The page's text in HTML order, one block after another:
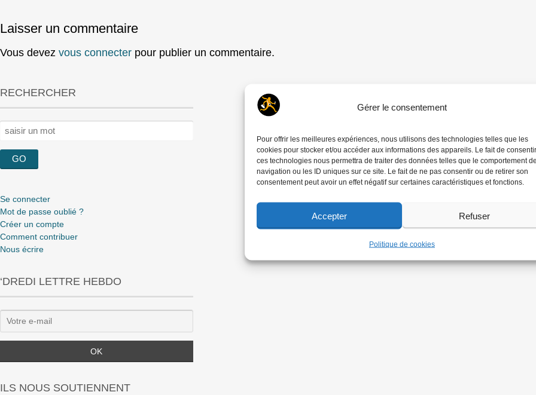
Gérer le consentement
Pour offrir les meilleures expériences, nous utilisons des technologies telles que les
cookies pour stocker et/ou accéder aux informations des appareils. Le fait de
ces technologies nous permettra de traiter des données telles que le comportement de
navigation ou les ID uniques sur ce site. Le fait de ne pas consentir ou de retirer son
consentement peut avoir un effet négatif sur certaines caractéristiques et fonctions.
Accepter Refuser
Politique de cookies
navigation
Laisser un commentaire
Vous devez vous connecter pour publier un commentaire.
RECHERCHER
Rechercher :
Se connecter
Mot de passe oublié ?
Créer un compte
Comment contribuer
Nous écrire
‘DREDI LETTRE HEBDO
ILS NOUS SOUTIENNENT